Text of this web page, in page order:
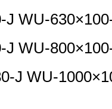
630×100-
800×100-